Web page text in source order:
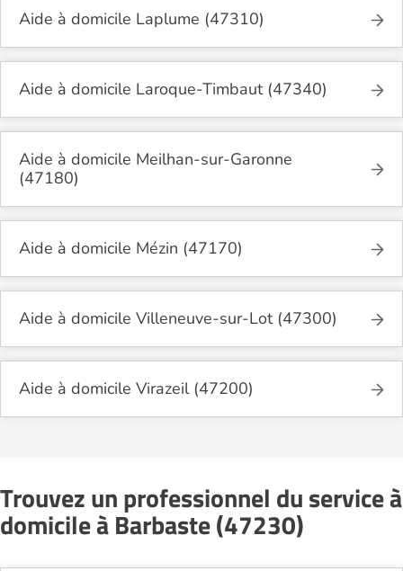
Aide à domicile Laplume (47310)
Aide à domicile Laroque-Timbaut (47340)
Aide à domicile Meilhan-sur-Garonne
(47180)
Aide à domicile Mézin (47170)
Aide à domicile Villeneuve-sur-Lot (47300)
Aide à domicile Virazeil (47200)
Trouvez un professionnel du service à
domicile à Barbaste (47230)